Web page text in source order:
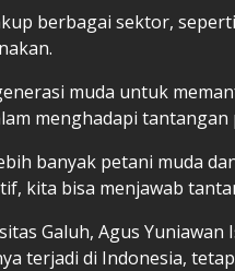
berbagai sektor,
muda untuk
menghadapi tantangan
banyak petani muda
kita bisa menjawab
Galuh, Agus
terjadi di Indonesia,